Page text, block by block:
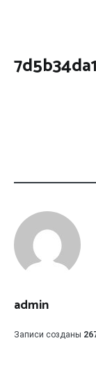
admin
Записи созданы